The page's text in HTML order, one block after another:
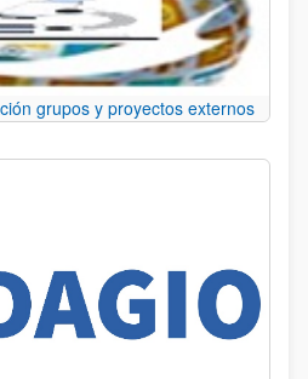
grupos y proyectos externos